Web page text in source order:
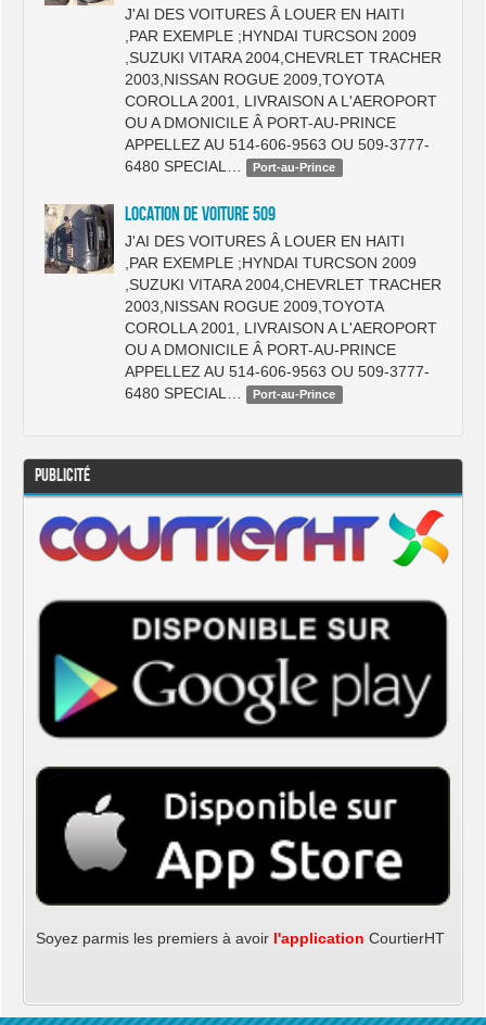
J'AI DES VOITURES Â LOUER EN HAITI
,PAR EXEMPLE ;HYNDAI TURCSON 2009
,SUZUKI VITARA 2004,CHEVRLET TRACHER
2003,NISSAN ROGUE 2009,TOYOTA
COROLLA 2001, LIVRAISON A L'AEROPORT
OU A DMONICILE Â PORT-AU-PRINCE
APPELLEZ AU 514-606-9563 OU 509-3777-
6480 SPECIAL…
Port-au-Prince
LOCATION DE VOITURE 509
J'AI DES VOITURES Â LOUER EN HAITI
,PAR EXEMPLE ;HYNDAI TURCSON 2009
,SUZUKI VITARA 2004,CHEVRLET TRACHER
2003,NISSAN ROGUE 2009,TOYOTA
COROLLA 2001, LIVRAISON A L'AEROPORT
OU A DMONICILE Â PORT-AU-PRINCE
APPELLEZ AU 514-606-9563 OU 509-3777-
6480 SPECIAL…
Port-au-Prince
Publicité
Soyez parmis les premiers à avoir l'application CourtierHT